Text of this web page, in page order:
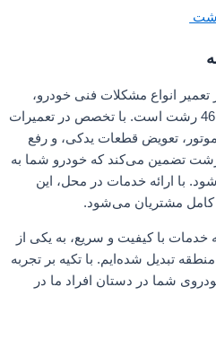
تعمیر انواع مشکلات فنی خودرو،
یکی از اعضای برجسته تیم امداد 46 رشت است. با تخصص در تعمیرات
تعویض قطعات یدکی، و رفع
رشت تضمین می‌کند که خودرو شما به
با ارائه خدمات در محل، این
کامل مشتریان می‌شود.
ارائه خدمات با کیفیت و سریع، به یکی از
تبدیل شده‌ایم. با تکیه بر تجربه
شما در دستان افراد ما در